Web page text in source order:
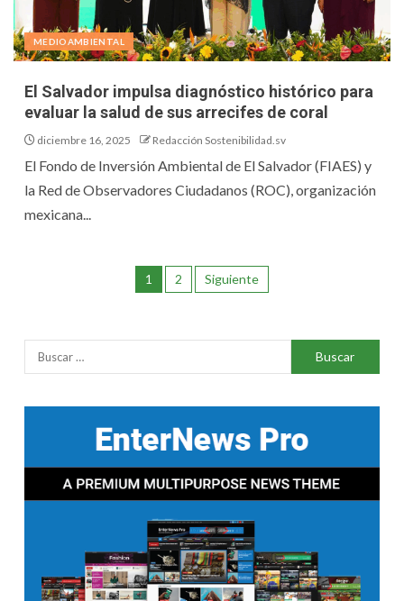
MEDIOAMBIENTAL
El Salvador impulsa diagnóstico histórico para
evaluar la salud de sus arrecifes de coral
diciembre 16, 2025 Redacción Sostenibilidad.sv
El Fondo de Inversión Ambiental de El Salvador (FIAES) y
la Red de Observadores Ciudadanos (ROC), organización
mexicana...
1 2 Siguiente